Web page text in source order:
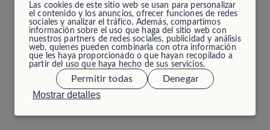
Las cookies de este sitio web se usan para personalizar
el contenido y los anuncios, ofrecer funciones de redes
sociales y analizar el tráfico. Además, compartimos
información sobre el uso que haga del sitio web con
nuestros partners de redes sociales, publicidad y análisis
web, quienes pueden combinarla con otra información
que les haya proporcionado o que hayan recopilado a
partir del uso que haya hecho de sus servicios.
Mostrar detalles
Permitir todas Denegar